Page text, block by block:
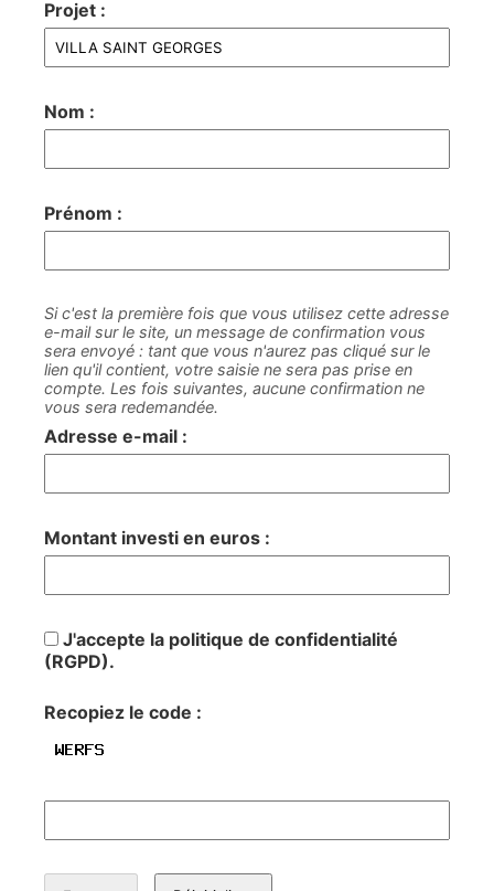
Projet :
Nom :
Prénom :
Si c'est la première fois que vous utilisez cette adresse
e-mail sur le site, un message de confirmation vous
sera envoyé : tant que vous n'aurez pas cliqué sur le
lien qu'il contient, votre saisie ne sera pas prise en
compte. Les fois suivantes, aucune confirmation ne
vous sera redemandée.
Adresse e-mail :
Montant investi en euros :
J'accepte la politique de confidentialité
(RGPD).
Recopiez le code :